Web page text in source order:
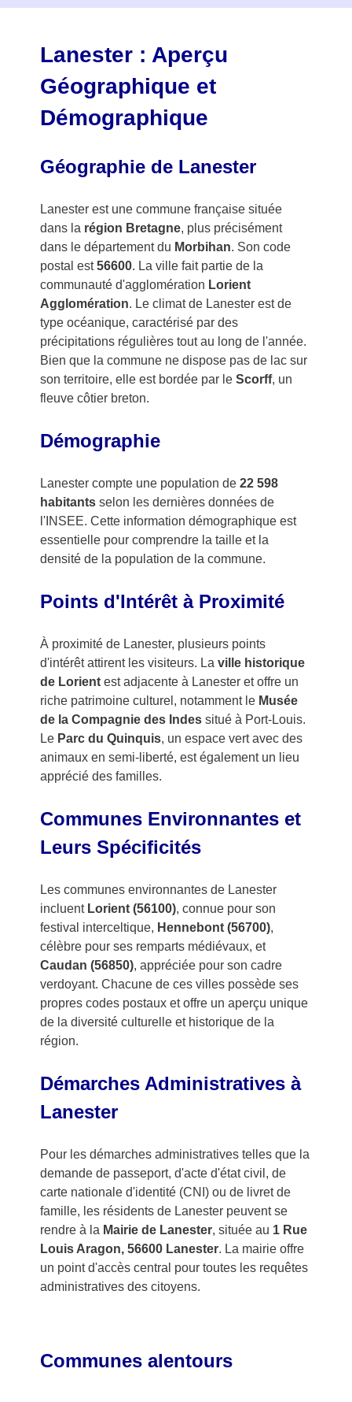
Lanester : Aperçu
Géographique et
Démographique
Géographie de Lanester
Lanester est une commune française située
dans la région Bretagne, plus précisément
dans le département du Morbihan. Son code
postal est56600. La ville fait partie de la
communauté d'agglomération Lorient
Agglomération. Le climat de Lanester est de
type océanique, caractérisé par des
précipitations régulières tout au long de l'année.
Bien que la commune ne dispose pas de lac sur
son territoire, elle est bordée par le Scorff, un
fleuve côtier breton.
Démographie
Lanester compte une population de 22 598
habitantsselon les dernières données de
l'INSEE. Cette information démographique est
essentielle pour comprendre la taille et la
densité de la population de la commune.
Points d'Intérêt à Proximité
À proximité de Lanester, plusieurs points
d'intérêt attirent les visiteurs. La ville historique
de Lorientest adjacente à Lanester et offre un
riche patrimoine culturel, notamment le Musée
de la Compagnie des Indessitué à Port-Louis.
Le Parc du Quinquis, un espace vert avec des
animaux en semi-liberté, est également un lieu
apprécié des familles.
Communes Environnantes et
Leurs Spécificités
Les communes environnantes de Lanester
incluent Lorient (56100), connue pour son
festival interceltique, Hennebont (56700),
célèbre pour ses remparts médiévaux, et
Caudan (56850), appréciée pour son cadre
verdoyant. Chacune de ces villes possède ses
propres codes postaux et offre un aperçu unique
de la diversité culturelle et historique de la
région.
Démarches Administratives à
Lanester
Pour les démarches administratives telles que la
demande de passeport, d'acte d'état civil, de
carte nationale d'identité (CNI) ou de livret de
famille, les résidents de Lanester peuvent se
rendre à la Mairie de Lanester, située au 1 Rue
Louis Aragon, 56600 Lanester. La mairie offre
un point d'accès central pour toutes les requêtes
administratives des citoyens.
Communes alentours